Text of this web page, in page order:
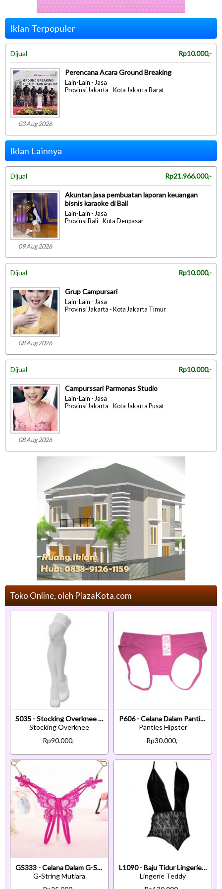
Iklan Terpopuler
Dijual Rp10.000,-
03 Aug 2026
Perencana Acara Ground Breaking
Lain-Lain - Jasa
Provinsi Jakarta - Kota Jakarta Barat
Iklan Lainnya
Dijual Rp21.966.000,-
09 Aug 2026
Akuntan jasa pembuatan laporan keuangan
bisnis karaoke di Bali
Lain-Lain - Jasa
Provinsi Bali - Kota Denpasar
Dijual Rp10.000,-
08 Aug 2026
Grup Campursari
Lain-Lain - Jasa
Provinsi Jakarta - Kota Jakarta Timur
Dijual Rp10.000,-
08 Aug 2026
Campurssari Parmonas Studio
Lain-Lain - Jasa
Provinsi Jakarta - Kota Jakarta Pusat
Toko Online, oleh PlazaKota.com
S035 - Stocking Overknee Putih Polos Transparan
Stocking Overknee
Rp90.000,-
P606 - Celana Dalam Panties Hipster Magenta Crotchless Terbuka Belakang
Panties Hipster
Rp30.000,-
GS333 - Celana Dalam G-String Mutiara T-Back Kupu-Kupu Crotchless Magenta
G-String Mutiara
L1090 - Baju Tidur Lingerie Teddy Bodysuit Dress Halter Hitam Bawah Transparan Belahan Dada Rendah
Lingerie Teddy